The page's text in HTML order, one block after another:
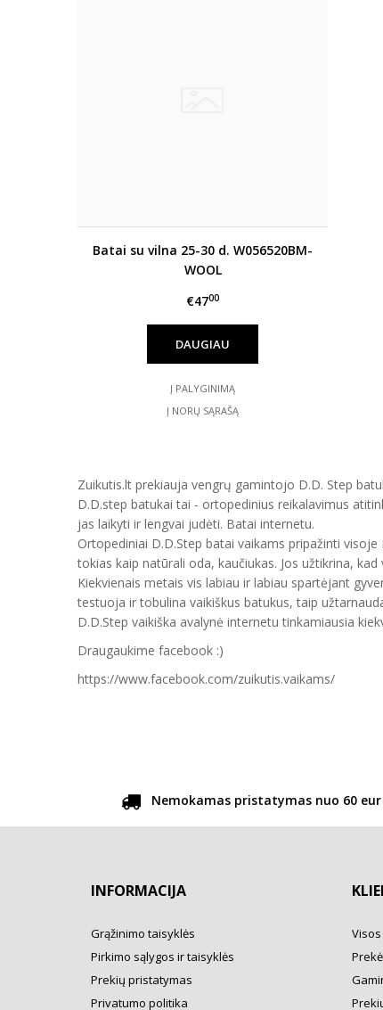
Batai su vilna 25-30 d. W056520BM-
WOOL
€4700
DAUGIAU
Į PALYGINIMĄ
Į NORŲ SĄRAŠĄ
Zuikutis.lt prekiauja vengrų gamintojo D.D. Step
D.D.step batukai tai - ortopedinius reikalavimus
jas laikyti ir lengvai judėti. Batai internetu.
Ortopediniai D.D.Step batai vaikams pripažinti
tokias kaip natūrali oda, kaučiukas. Jos užtikrina, kad
Kiekvienais metais vis labiau ir labiau spartėjant
testuoja ir tobulina vaikiškus batukus, taip
D.D.Step vaikiška avalynė internetu tinkamiausia
Draugaukime facebook :)
https://www.facebook.com/zuikutis.vaikams/
Nemokamas pristatymas nuo 60 eur
INFORMACIJA
Grąžinimo taisyklės
Pirkimo sąlygos ir taisyklės
Prekių pristatymas
Privatumo politika